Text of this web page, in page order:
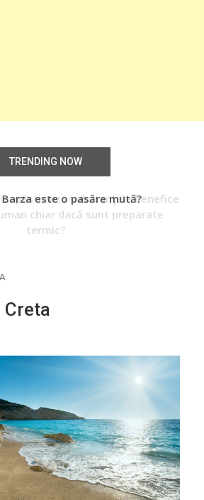
TRENDING NOW
este o pasăre mută?
păstrează substanţele benefice
chiar dacă sunt preparate
termic?
Creta